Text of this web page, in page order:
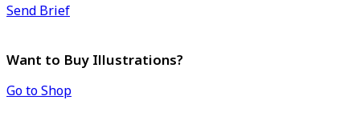
Send Brief
Want to Buy Illustrations?
Go to Shop